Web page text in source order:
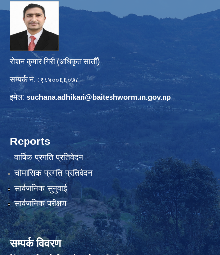
रोशन कुमार गिरी (अधिकृत सातौँ)
सम्पर्क नं. :९८४००६६०७८
इमेल: suchana.adhikari@baiteshwormun.gov.np
Reports
वार्षिक प्रगति प्रतिवेदन
चौमासिक प्रगति प्रतिवेदन
सार्वजनिक सुनुवाई
सार्वजनिक परीक्षण
सम्पर्क विवरण